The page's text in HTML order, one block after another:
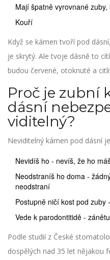
Mají špatně vyrovnané
Kouří
Když se kámen tvoří pod
je skrytý. Ale tvoje dásně to
budou červené, otoknuté a
Proč je zubní
dásní
viditelný?
Neviditelný kámen pod dásní
Nevidíš ho - nevíš, že ho
Neodstraníš ho doma -
neodstraní
Postupně ničí kost pod zuby
Vede k parodontitidě -
Podle studií z České
dospělých nad 35 let nějakou